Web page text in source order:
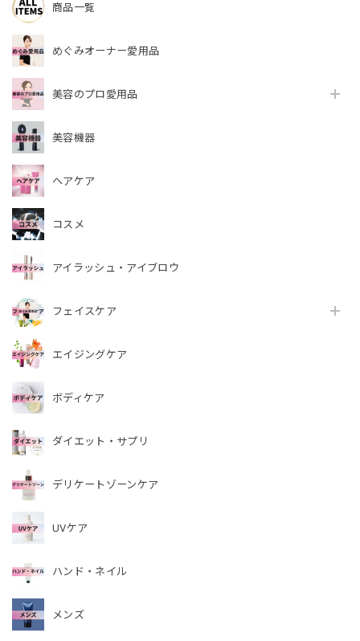
商品一覧
めぐみオーナー愛用品
美容のプロ愛用品
美容機器
ヘアケア
コスメ
アイラッシュ・アイブロウ
フェイスケア
エイジングケア
ボディケア
ダイエット・サプリ
デリケートゾーンケア
UVケア
ハンド・ネイル
メンズ